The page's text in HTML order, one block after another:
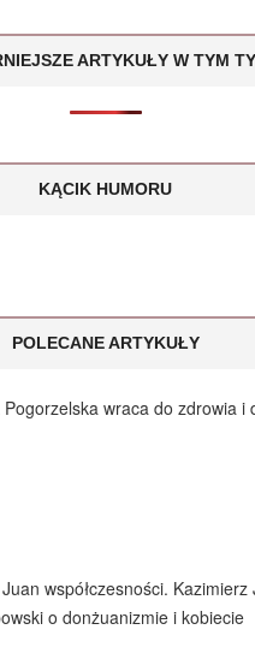
ARTYKUŁY W TYM
KĄCIK HUMORU
POLECANE ARTYKUŁY
Pogorzelska wraca do zdrowia i
współczesności. Kazimierz
o donżuanizmie i kobiecie